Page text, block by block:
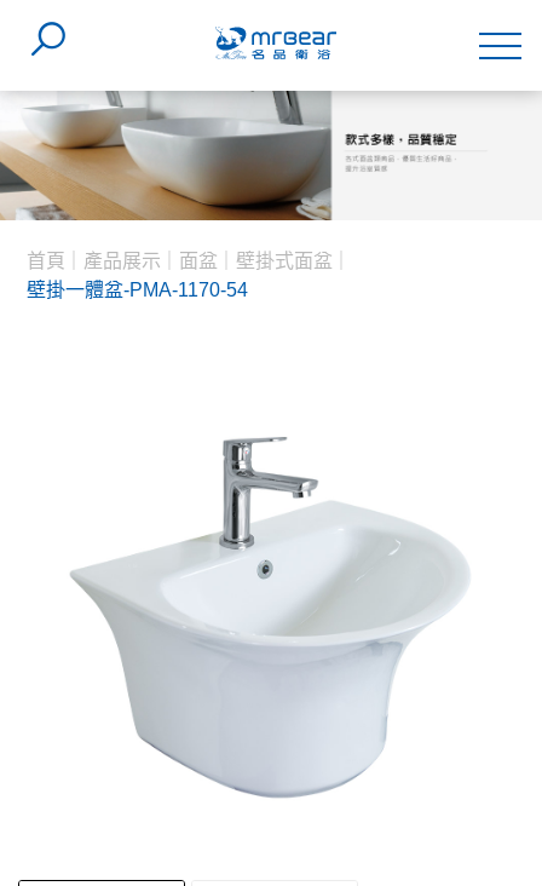
首頁 產品展示 面盆
壁掛式面盆
壁掛一體盆-PMA-1170-54